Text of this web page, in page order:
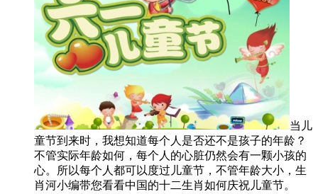
当儿
童节到来时，我想知道每个人是否还不是孩子的年龄？
不管实际年龄如何，每个人的心脏仍然会有一颗小孩的
心。所以每个人都可以度过儿童节，不管年龄大小，生
肖河小编带您看看中国的十二生肖如何庆祝儿童节。